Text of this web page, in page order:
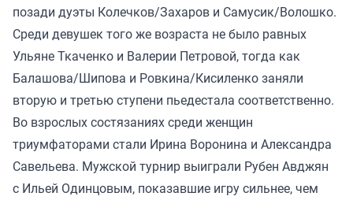
позади дуэты Колечков/Захаров и Самусик/Волошко.
Среди девушек того же возраста не было равных
Ульяне Ткаченко и Валерии Петровой, тогда как
Балашова/Шипова и Ровкина/Кисиленко заняли
вторую и третью ступени пьедестала соответственно.
Во взрослых состязаниях среди женщин
триумфаторами стали Ирина Воронина и Александра
Савельева. Мужской турнир выиграли Рубен Авджян
с Ильей Одинцовым, показавшие игру сильнее, чем